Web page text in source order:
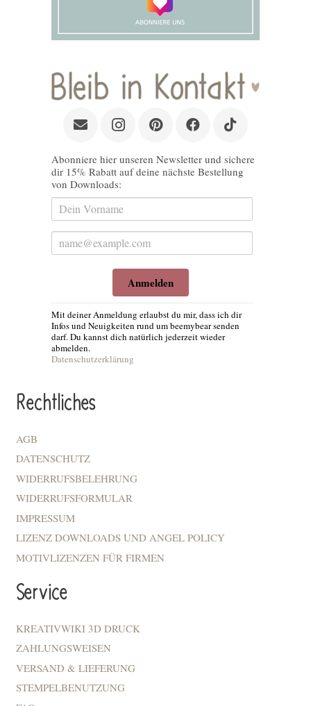
Abonniere hier unseren Newsletter und sichere
dir 15% Rabatt auf deine nächste Bestellung
von Downloads:
Anmelden
Mit deiner Anmeldung erlaubst du mir, dass ich dir
Infos und Neuigkeiten rund um beemybear senden
darf. Du kannst dich natürlich jederzeit wieder
abmelden.
Datenschutzerklärung
Rechtliches
AGB
DATENSCHUTZ
WIDERRUFSBELEHRUNG
WIDERRUFSFORMULAR
IMPRESSUM
LIZENZ DOWNLOADS UND ANGEL POLICY
MOTIVLIZENZEN FÜR FIRMEN
Service
KREATIVWIKI 3D DRUCK
ZAHLUNGSWEISEN
VERSAND & LIEFERUNG
STEMPELBENUTZUNG